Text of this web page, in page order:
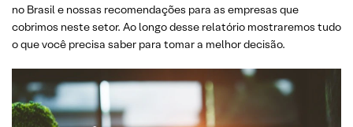
no Brasil e nossas recomendações para as empresas que
cobrimos neste setor. Ao longo desse relatório mostraremos tudo
o que você precisa saber para tomar a melhor decisão.